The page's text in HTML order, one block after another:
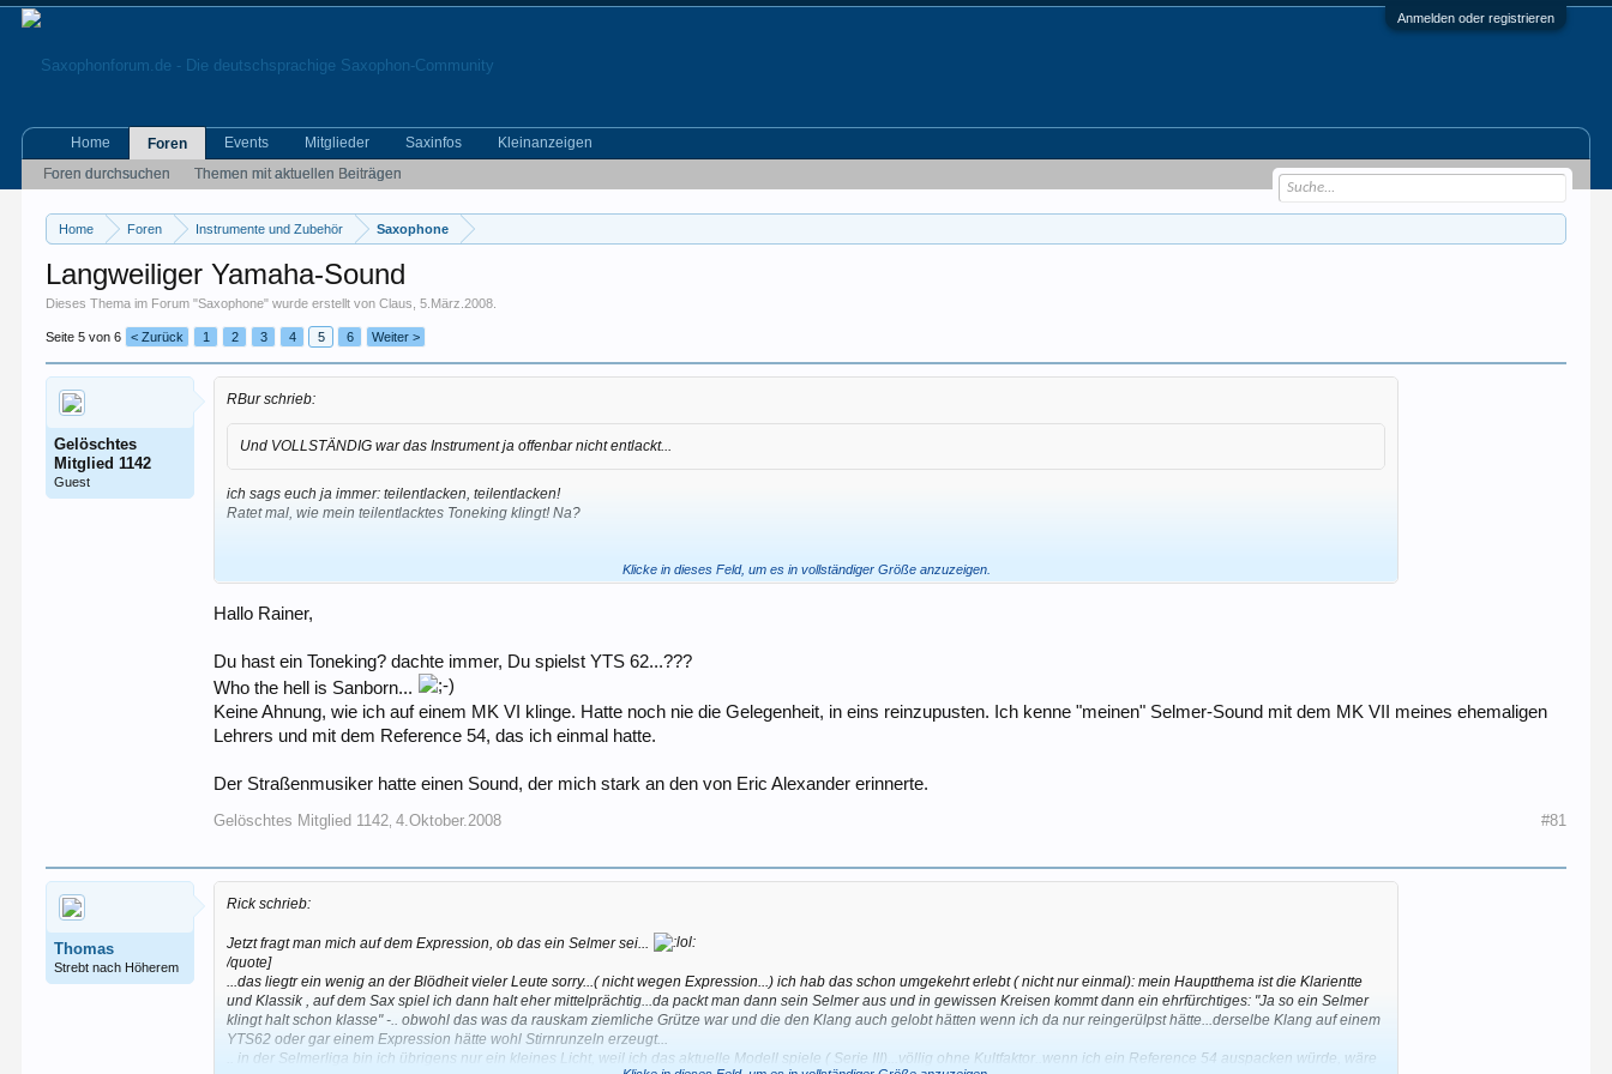
Anmelden oder registrieren
Home Foren Instrumente und Zubehör Saxophone
Langweiliger Yamaha-Sound
Dieses Thema im Forum "Saxophone" wurde erstellt vonClaus ,5.März.2008
Seite 5 von 6 < Zurück 1 2 3 4 5 6 Weiter >
Gelöschtes
Mitglied 1142
Guest
RBur schrieb:
Und VOLLSTÄNDIG war das Instrument ja offenbar nicht entlackt...
ich sags euch ja immer: teilentlacken, teilentlacken!
Ratet mal, wie mein teilentlacktes Toneking klingt! Na?
Bernd, wie hat's denn nicht geklungen? Nicht wie du auf einem Makr6 oder nicht wie Sanborn auf einem Mark6?
Klicke in dieses Feld, um es in vollständiger Größe anzuzeigen.
Hallo Rainer,
Du hast ein Toneking? dachte immer, Du spielst YTS 62...???
Who the hell is Sanborn...
Keine Ahnung, wie ich auf einem MK VI klinge. Hatte noch nie die Gelegenheit, in eins reinzupusten. Ich kenne "meinen" Selmer-Sound mit dem MK VII meines ehemaligen
Lehrers und mit dem Reference 54, das ich einmal hatte.
Der Straßenmusiker hatte einen Sound, der mich stark an den von Eric Alexander erinnerte.
Gelöschtes Mitglied 1142 4.Oktober.2008 #81
Thomas
Strebt nach Höherem
Rick schrieb:
Jetzt fragt man mich auf dem Expression, ob das ein Selmer sei...
/quote]
...das liegtr ein wenig an der Blödheit vieler Leute sorry...( nicht wegen Expression...) ich hab das schon umgekehrt erlebt ( nicht nur einmal): mein Hauptthema ist die Klarientte
und Klassik , auf dem Sax spiel ich dann halt eher mittelprächtig...da packt man dann sein Selmer aus und in gewissen Kreisen kommt dann ein ehrfürchtiges: "Ja so ein Selmer
klingt halt schon klasse" -.. obwohl das was da rauskam ziemliche Grütze war und die den Klang auch gelobt hätten wenn ich da nur reingerülpst hätte...derselbe Klang auf einem
YTS62 oder gar einem Expression hätte wohl Stirnrunzeln erzeugt...
.. in der Selmerliga bin ich übrigens nur ein kleines Licht, weil ich das aktuelle Modell spiele ( Serie III)...völlig ohne Kultfaktor..wenn ich ein Reference 54 auspacken würde, wäre
Home
Foren
Foren durchsuchen
Themen mit aktuellen Beiträgen
Events Mitglieder Saxinfos Kleinanzeigen